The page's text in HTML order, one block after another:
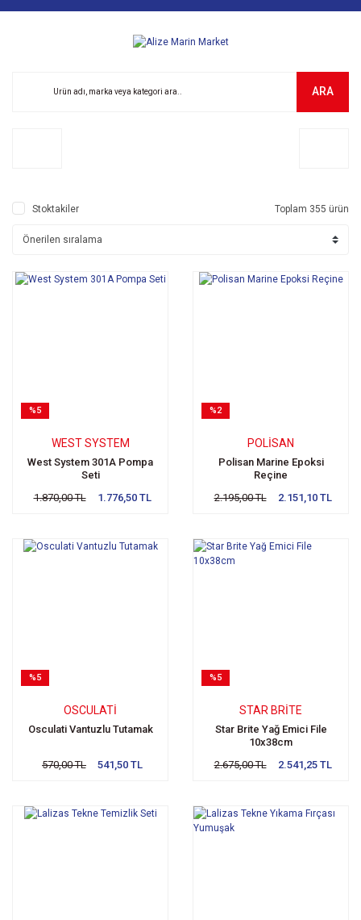
ARA
Stoktakiler Toplam 355 ürün
%5
WEST SYSTEM
West System 301A Pompa
Seti
1.870,00 TL
1.776,50 TL
%2
POLISAN
Polisan Marine Epoksi
Reçine
2.195,00 TL
2.151,10 TL
%5
OSCULATI
Osculati Vantuzlu Tutamak
570,00 TL 541,50 TL
%5
STAR BRITE
Star Brite Yağ Emici File
10x38cm
2.675,00 TL
2.541,25 TL